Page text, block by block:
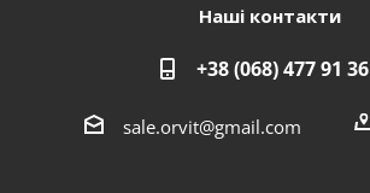
Наші контакти
+38 (068) 477 91 36
sale.orvit@gmail.com